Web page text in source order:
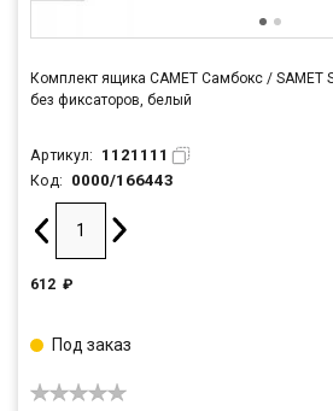
Комплект ящика САМЕТ Самбокс / SAMET
без фиксаторов, белый
Артикул: 1121111
Код: 0000/166443
612 ₽
Под заказ